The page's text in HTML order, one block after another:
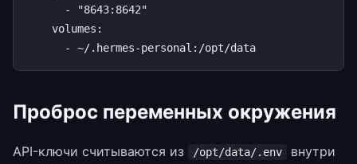
-
"8643:8642"
volumes :
-
~/.hermes-personal:/opt/data
Проброс переменных окружения
API-ключи считываются из /opt/data/.env
внутри